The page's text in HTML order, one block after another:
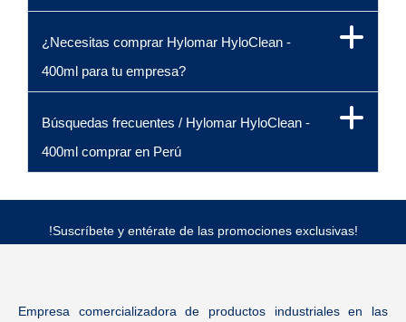
¿Necesitas comprar Hylomar HyloClean -
400ml para tu empresa?
Búsquedas frecuentes / Hylomar HyloClean -
400ml comprar en Perú
!Suscríbete y entérate de las promociones exclusivas!
Empresa comercializadora de productos industriales en las